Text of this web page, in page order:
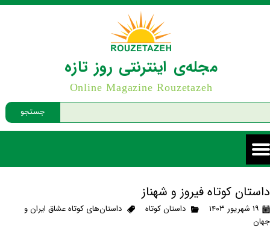
جستجو
مجله‌ی اینترنتی روز تازه
Online Magazine Rouzetazeh
داستان کوتاه فیروز و شهناز
۱۹ شهریور ۱۴۰۳ داستان کوتاه
داستان‌های کوتاه عشاق ایران و
جهان